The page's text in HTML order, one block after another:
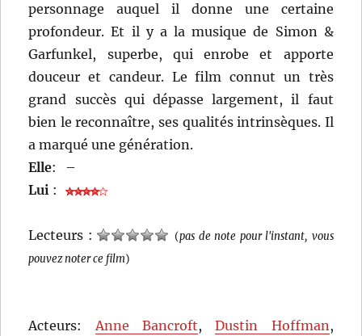
personnage auquel il donne une certaine
profondeur. Et il y a la musique de Simon &
Garfunkel, superbe, qui enrobe et apporte
douceur et candeur. Le film connut un très
grand succès qui dépasse largement, il faut
bien le reconnaître, ses qualités intrinsèques. Il
a marqué une génération.
Elle:
–
Lui :
Lecteurs : (pas de note pour l'instant, vous
pouvez noter ce film)
Acteurs:Anne Bancroft,Dustin Hoffman,